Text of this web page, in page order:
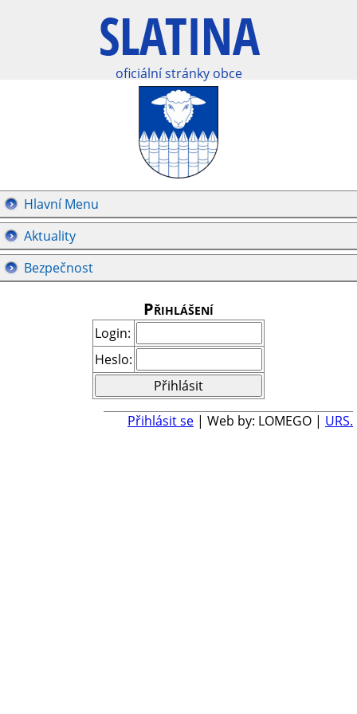
oficiální stránky obce
Hlavní Menu
Aktuality
Bezpečnost
Přihlášení
Login:
Heslo:
Přihlásit se | Web by: LOMEGO | URS.